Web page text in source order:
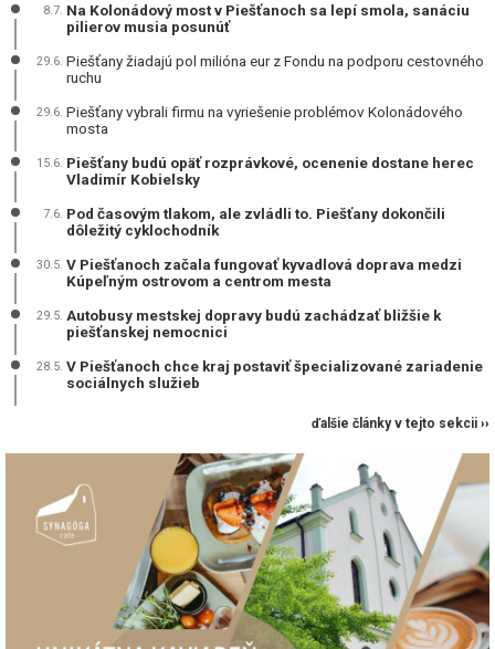
8.7. Na Kolonádový most v Piešťanoch sa lepí smola, sanáciu
pilierov musia posunúť
29.6. Piešťany žiadajú pol milióna eur z Fondu na podporu cestovného
ruchu
29.6. Piešťany vybrali firmu na vyriešenie problémov Kolonádového
mosta
15.6. Piešťany budú opäť rozprávkové, ocenenie dostane herec
Vladimír Kobielsky
7.6. Pod časovým tlakom, ale zvládli to. Piešťany dokončili
dôležitý cyklochodník
30.5. V Piešťanoch začala fungovať kyvadlová doprava medzi
Kúpeľným ostrovom a centrom mesta
29.5. Autobusy mestskej dopravy budú zachádzať bližšie k
piešťanskej nemocnici
28.5. V Piešťanoch chce kraj postaviť špecializované zariadenie
sociálnych služieb
ďalšie články v tejto sekcii ››